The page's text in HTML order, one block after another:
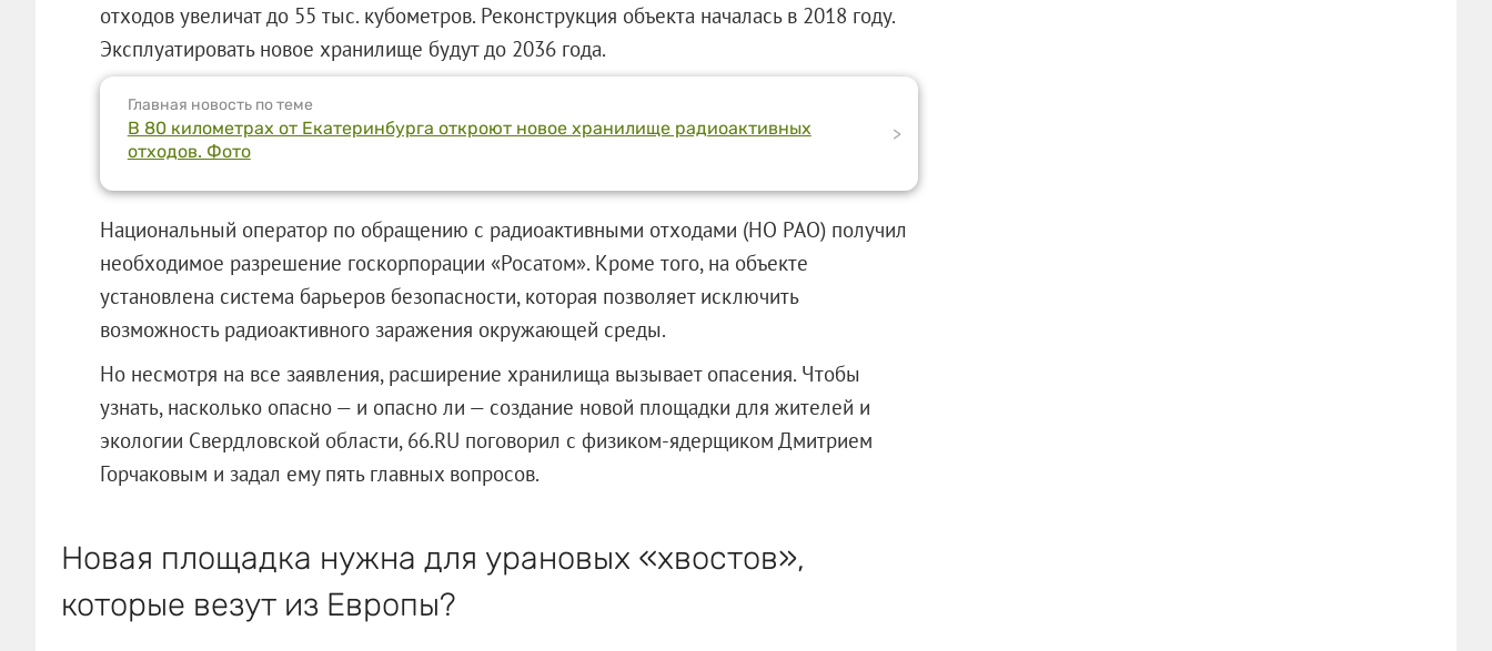
отходов увеличат до 55 тыс. кубометров. Реконструкция объекта началась в 2018 году.
Эксплуатировать новое хранилище будут до 2036 года.
Главная новость по теме
В 80 километрах от Екатеринбурга откроют новое хранилище радиоактивных
отходов. Фото
>
Национальный оператор по обращению с радиоактивными отходами (НО РАО) получил
необходимое разрешение госкорпорации «Росатом». Кроме того, на объекте
установлена система барьеров безопасности, которая позволяет исключить
возможность радиоактивного заражения окружающей среды.
Но несмотря на все заявления, расширение хранилища вызывает опасения. Чтобы
узнать, насколько опасно — и опасно ли — создание новой площадки для жителей и
экологии Свердловской области, 66.RU поговорил с физиком-ядерщиком Дмитрием
Горчаковым и задал ему пять главных вопросов.
Новая площадка нужна для урановых «хвостов»,
которые везут из Европы?